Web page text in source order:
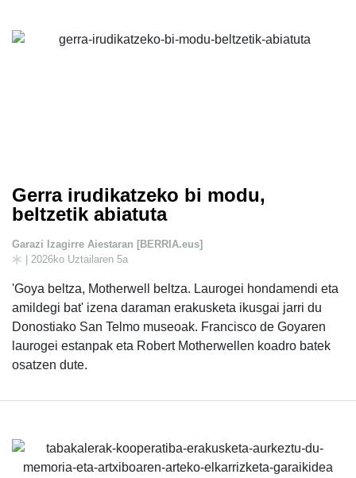
Gerra irudikatzeko bi modu,
beltzetik abiatuta
Garazi Izagirre Aiestaran [BERRIA.eus]
| 2026ko Uztailaren 5a
'Goya beltza, Motherwell beltza. Laurogei hondamendi eta
amildegi bat' izena daraman erakusketa ikusgai jarri du
Donostiako San Telmo museoak. Francisco de Goyaren
laurogei estanpak eta Robert Motherwellen koadro batek
osatzen dute.